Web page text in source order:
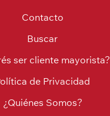
Contacto
Buscar
ser cliente mayorista?
de Privacidad
¿Quiénes Somos?